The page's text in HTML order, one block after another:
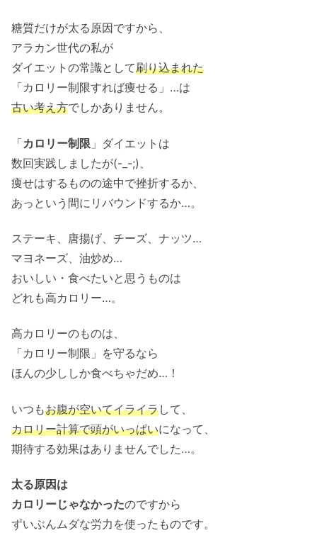
糖質だけが太る原因ですから、
アラカン世代の私が
ダイエットの常識として刷り込まれた
「カロリー制限すれば痩せる」…は
古い考え方でしかありません。
「カロリー制限 」ダイエットは
数回実践しましたが(-_-;)、
痩せはするものの途中で挫折するか、
あっという間にリバウンドするか…。
ステーキ、唐揚げ、チーズ、ナッツ…
マヨネーズ、油炒め…
おいしい・食べたいと思うものは
どれも高カロリー…。
高カロリーのものは、
「カロリー制限」を守るなら
ほんの少ししか食べちゃだめ…！
いつもお腹が空いてイライラして、
カロリー計算で頭がいっぱいになって、
期待する効果はありませんでした…。
太る原因は
カロリーじゃなかったのですから
ずいぶんムダな労力を使ったものです。